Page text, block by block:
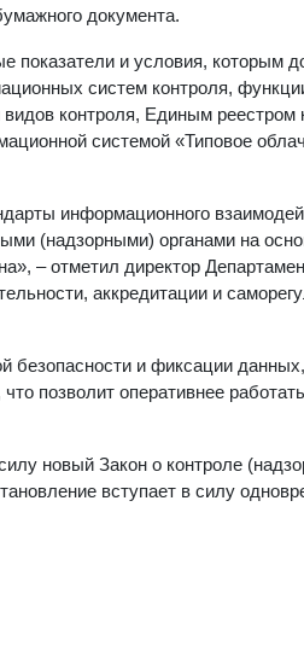
документа.
показатели и условия, которым
систем контроля,
контроля, Единым
системой «Типовое
информационного
(надзорными) органами на
– отметил директор
аккредитации и
безопасности и фиксации
позволит оперативнее
новый Закон о контроле
вступает в силу